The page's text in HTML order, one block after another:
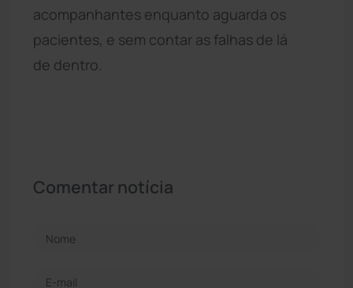
acompanhantes enquanto aguarda os
pacientes, e sem contar as falhas de lá
de dentro.
Comentar notícia